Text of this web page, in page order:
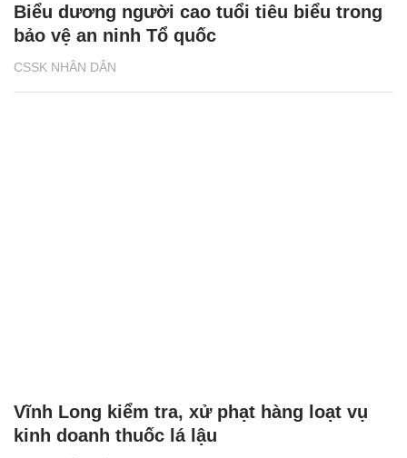
CSSK NHÂN DÂN
Biểu dương người cao tuổi tiêu biểu trong
bảo vệ an ninh Tổ quốc
Vĩnh Long kiểm tra, xử phạt hàng loạt vụ
kinh doanh thuốc lá lậu